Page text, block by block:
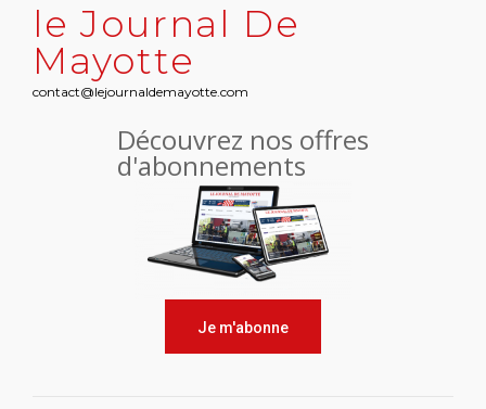
le Journal De
Mayotte
contact@lejournaldemayotte.com
Découvrez nos offres
d'abonnements
Je m'abonne